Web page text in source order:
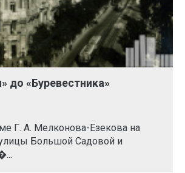
до «Буревестника»
Г. А. Мелконова-Езекова на
Большой Садовой и